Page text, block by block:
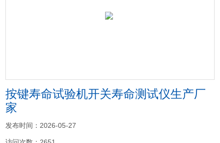
按键寿命试验机开关寿命测试仪生产厂
家
发布时间：2026-05-27